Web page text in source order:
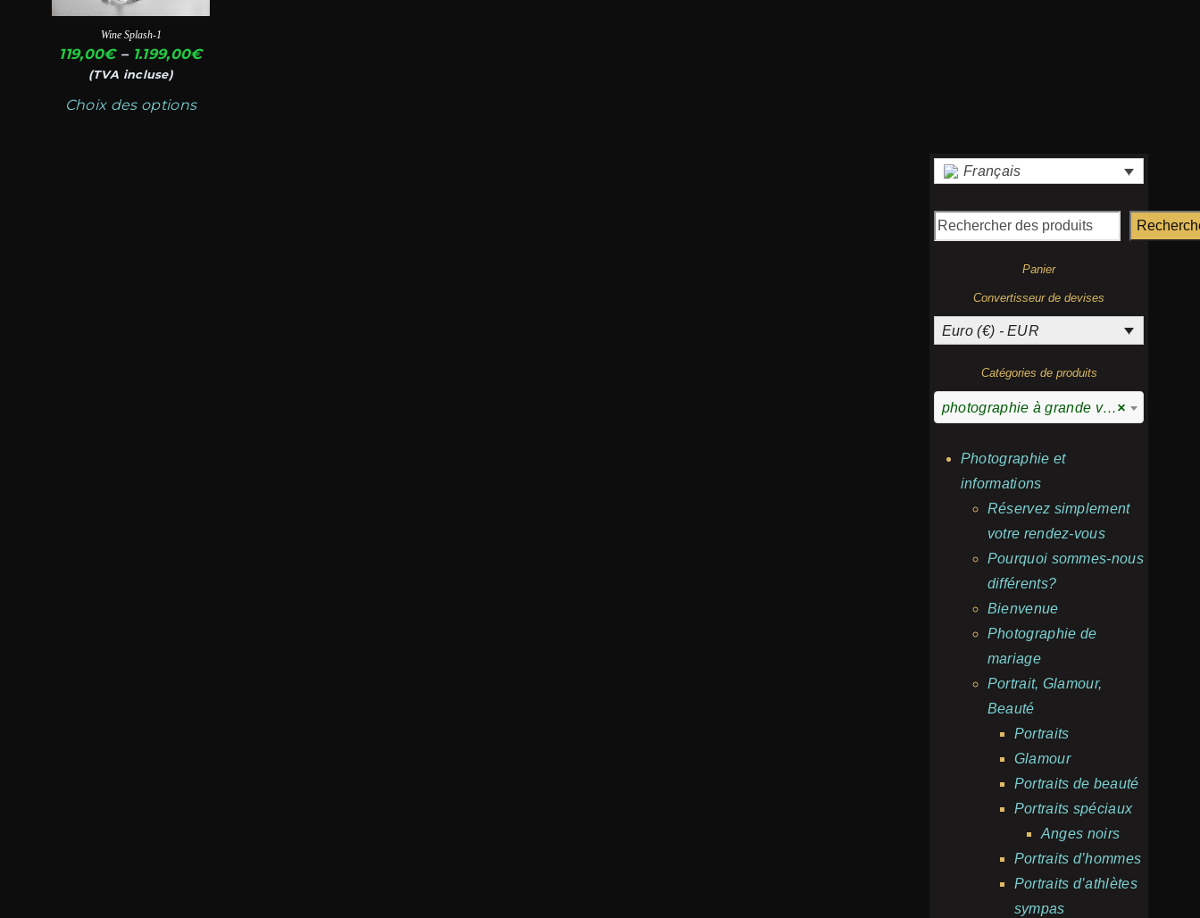
Wine Splash-1
119,00€ – 1.199,00€Plage
(TVA incluse)
Choix des options
choisies
la
du
Français
Panier
Convertisseur de devises
Euro (€) - EUR
Catégories de produits
×
photographie à grande vitesse
Photographie et
informations
Réservez simplement
votre rendez-vous
Pourquoi sommes-nous
différents?
Bienvenue
Photographie de
mariage
Portrait, Glamour,
Beauté
Portraits
Glamour
Portraits de beauté
Portraits spéciaux
Anges noirs
Portraits d’hommes
Portraits d’athlètes
sympas